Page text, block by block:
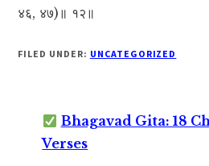
४६, ४७)॥ १२॥
FILED UNDER: UNCATEGORIZED
Bhagavad Gita: 18
Verses